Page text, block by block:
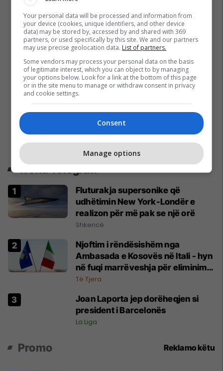
Trend Telegrafi
Fluturakja supersonike që
udhëtimin New York-Londër e
realizon për më pak se një orë
Shkencë
Njoftim i rëndësishëm nga
Ambasada e Kosovës në Itali - hyn
në fuqi marrëveshja për eliminimin
e tatimit të dyfishtë
Të Tjera
Joan Laporta jep dorëheqjen si
president i Barcelonës
La Liga
Promo Reklamo këtu
Your personal data will be processed and information from
your device (cookies, unique identifiers, and other device
data) may be stored by, accessed by and shared with 369
partners, or used specifically by this site. We and our partners
may use precise geolocation data. List of partners.
Some vendors may process your personal data on the basis
of legitimate interest, which you can object to by managing
your options below. Look for a link at the bottom of this page
or in the site menu to manage or withdraw consent in privacy
and cookie settings.
Consent
Manage options